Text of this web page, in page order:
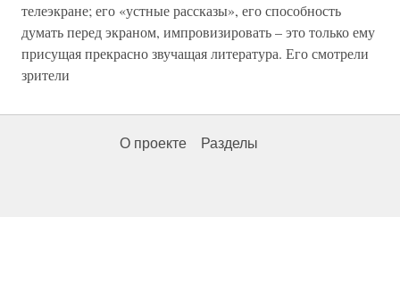
телеэкране; его «устные рассказы», его способность
думать перед экраном, импровизировать – это только ему
присущая прекрасно звучащая литература. Его смотрели
зрители
О проекте Разделы